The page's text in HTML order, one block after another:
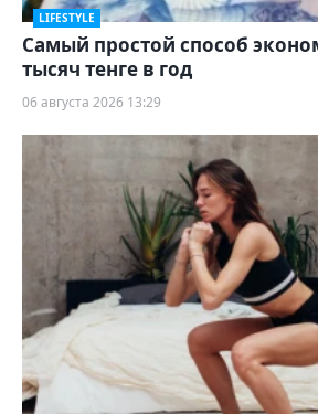
LIFESTYLE
Самый простой способ
тысяч тенге в год
06 августа 2026 13:29